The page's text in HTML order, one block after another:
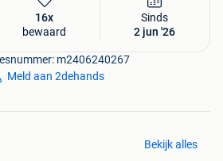
16x
bewaard
Sinds
2 jun '26
m2406240267
Meld aan 2dehands
Bekijk alles